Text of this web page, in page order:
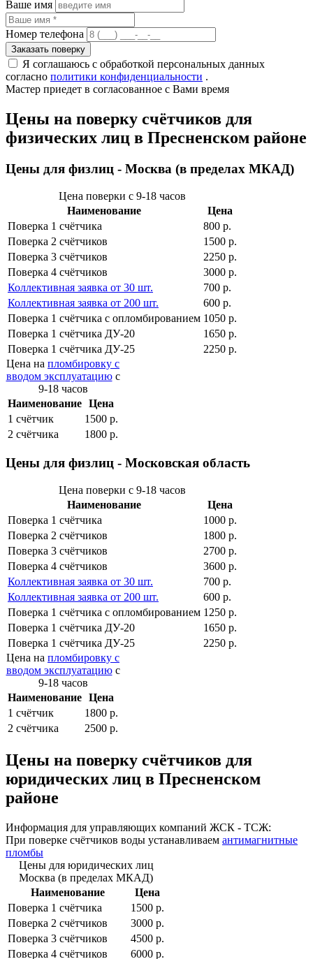
Ваше имя
Номер телефона
Я соглашаюсь с обработкой персональных данных
согласно политики конфиденциальности .
Мастер приедет в согласованное с Вами время
Цены на поверку счётчиков для
физических лиц в Пресненском районе
Цены для физлиц - Москва (в пределах МКАД)
Цена поверки с 9-18 часов
Наименование
Цена
Поверка 1 cчётчика
800 р.
Поверка 2 cчётчиков
1500 р.
Поверка 3 cчётчиков
2250 р.
Поверка 4 cчётчиков
3000 р.
Коллективная заявка от 30 шт.
700 р.
Коллективная заявка от 200 шт.
600 р.
Поверка 1 cчётчика с опломбированием 1050 р.
Поверка 1 cчётчика ДУ-20
1650 р.
Поверка 1 cчётчика ДУ-25
2250 р.
Цена на пломбировку с
вводом эксплуатациюс
9-18 часов
Наименование Цена
1 cчётчик
1500 р.
2 cчётчика
1800 р.
Цены для физлиц - Московская область
Цена поверки с 9-18 часов
Наименование
Цена
Поверка 1 cчётчика
1000 р.
Поверка 2 cчётчиков
1800 р.
Поверка 3 cчётчиков
2700 р.
Поверка 4 cчётчиков
3600 р.
Коллективная заявка от 30 шт.
700 р.
Коллективная заявка от 200 шт.
600 р.
Поверка 1 cчётчика с опломбированием 1250 р.
Поверка 1 cчётчика ДУ-20
1650 р.
Поверка 1 cчётчика ДУ-25
2250 р.
Цена на пломбировку с
вводом эксплуатациюс
9-18 часов
Наименование Цена
1 cчётчик
1800 р.
2 cчётчика
2500 р.
Цены на поверку счётчиков для
юридических лиц в Пресненском
районе
Информация для управляющих компаний ЖСК - ТСЖ:
При поверке счётчиков воды устанавливаем антимагнитные
пломбы
Цены для юридических лиц
Москва (в пределах МКАД)
Наименование
Цена
Поверка 1 cчётчика
1500 р.
Поверка 2 cчётчиков
3000 р.
Поверка 3 cчётчиков
4500 р.
Поверка 4 cчётчиков
6000 р.